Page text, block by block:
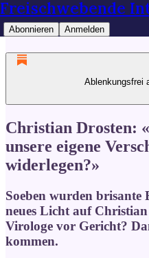
Freischwebende
Abonnieren Anmelden
Ablenkungsfrei
Christian Drosten:
unsere eigene
widerlegen?»
Soeben wurden brisante
neues Licht auf
Virologe vor Gericht?
kommen.